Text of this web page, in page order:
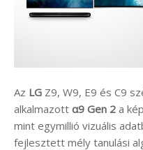
Az LG Z9, W9, E9 és C9
alkalmazott α9 Gen 2 a
mint egymillió vizuális
fejlesztett mély tanulási